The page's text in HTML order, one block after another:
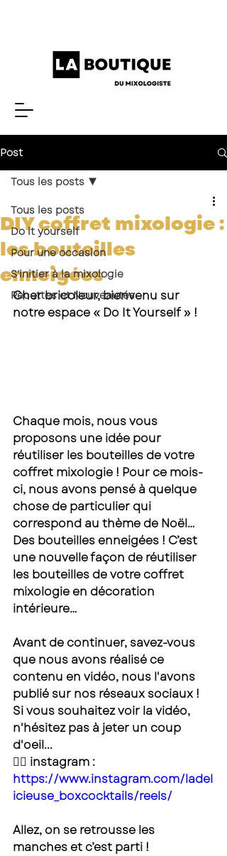
Post
Tous les posts
Do it yourself
Pour une occasion
S'initier à la mixologie
Recettes et Nouveautés
Tous les posts
DIY coffret mixologie :
les bouteilles
enneigées
Cher bricoleur, bienvenu sur
notre espace « Do It Yourself » !
Chaque mois, nous vous
proposons une idée pour
réutiliser les bouteilles de votre
coffret mixologie ! Pour ce mois-
ci, nous avons pensé à quelque
chose de particulier qui
correspond au thème de Noël…
Des bouteilles enneigées ! C’est
une nouvelle façon de réutiliser
les bouteilles de votre coffret
mixologie en décoration
intérieure…
Avant de continuer, savez-vous
que nous avons réalisé ce
contenu en vidéo, nous l'avons
publié sur nos réseaux sociaux !
Si vous souhaitez voir la vidéo,
n'hésitez pas à jeter un coup
d'oeil...
👉🏻 instagram :
https://www.instagram.com/ladel
icieuse_boxcocktails/reels/
Allez, on se retrousse les
manches et c’est parti !